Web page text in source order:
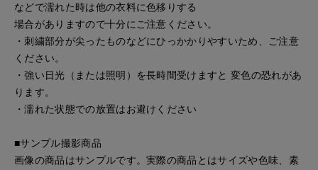
などで濡れた時は他の衣料に色移りする
場合がありますので十分にご注意ください。
・刺繍部分が尖ったものなどにひっかかりやすいため、ご注意
ください。
・強い日光（または照明）を長時間受けますと 変色の恐れがあ
ります。
・濡れた状態での放置はお避けください
■サンプル撮影商品
画像の商品はサンプルです。実際の商品とはサイズや色味、素